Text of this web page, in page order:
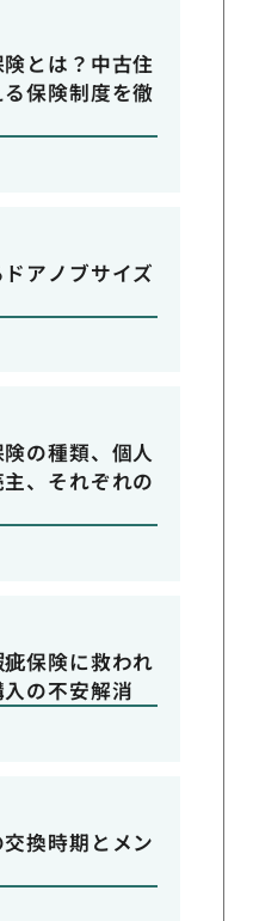
とは？中古住
保険制度を徹
アノブサイズ
の種類、個人
、それぞれの
保険に救われ
の不安解消
換時期とメン